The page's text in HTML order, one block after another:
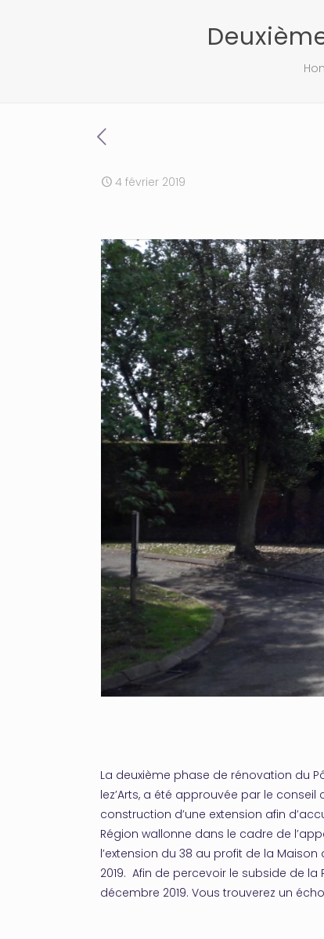
4 février 2019
La deuxième phase de rénovation du
lez’Arts, a été approuvée par le
construction d’une extension afin
Région wallonne dans le cadre de
l’extension du 38 au profit de la
2019. Afin de percevoir le subside de
décembre 2019. Vous trouverez un